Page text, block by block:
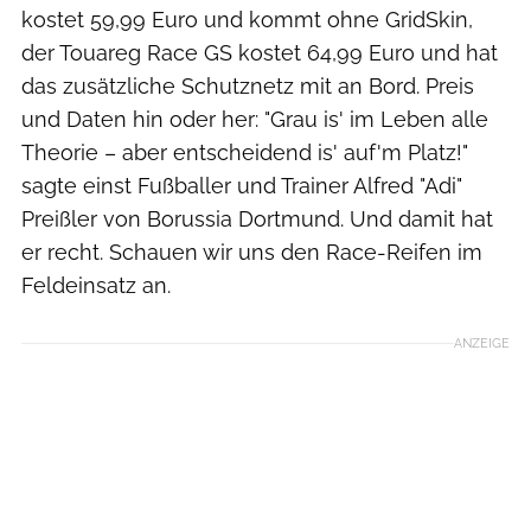
kostet 59,99 Euro und kommt ohne GridSkin,
der Touareg Race GS kostet 64,99 Euro und hat
das zusätzliche Schutznetz mit an Bord. Preis
und Daten hin oder her: "Grau is' im Leben alle
Theorie – aber entscheidend is' auf'm Platz!"
sagte einst Fußballer und Trainer Alfred "Adi"
Preißler von Borussia Dortmund. Und damit hat
er recht. Schauen wir uns den Race-Reifen im
Feldeinsatz an.
ANZEIGE